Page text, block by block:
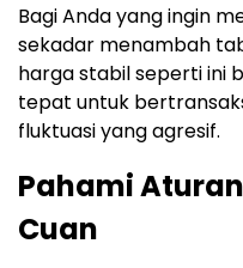
Bagi Anda yang ingin
sekadar menambah
harga stabil seperti ini
tepat untuk
fluktuasi yang agresif.
Pahami
Cuan